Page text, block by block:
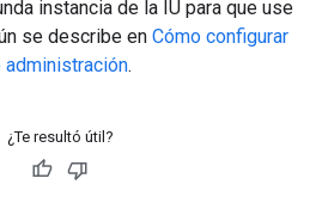
instancia de la IU para que use
se describe en Cómo configurar
administración.
¿Te resultó útil?